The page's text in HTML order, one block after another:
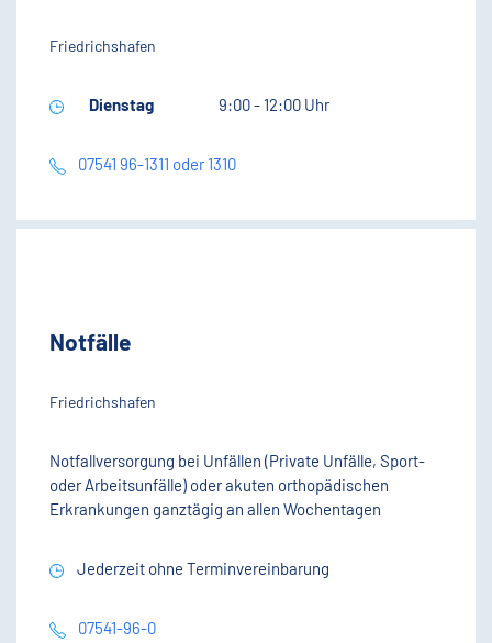
Friedrichshafen
Dienstag 9:00 - 12:00 Uhr
07541 96-1311 oder 1310
Notfälle
Friedrichshafen
Notfallversorgung bei Unfällen (Private Unfälle, Sport-
oder Arbeitsunfälle) oder akuten orthopädischen
Erkrankungen ganztägig an allen Wochentagen
Jederzeit ohne Terminvereinbarung
07541-96-0